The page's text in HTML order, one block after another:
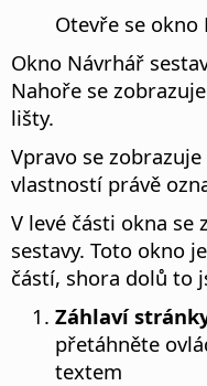
Otevře se okno
Okno Návrhář
Nahoře se
lišty.
Vpravo se
vlastností právě
V levé části okna se
sestavy. Toto okno
částí, shora dolů to
Záhlaví
přetáhněte
textem